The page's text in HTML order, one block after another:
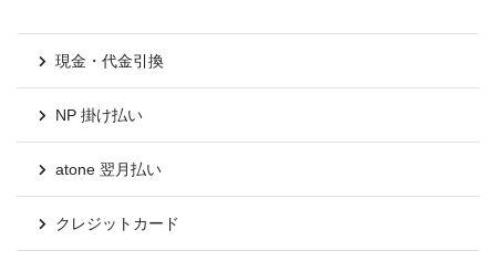
現金・代金引換
NP 掛け払い
atone 翌月払い
クレジットカード